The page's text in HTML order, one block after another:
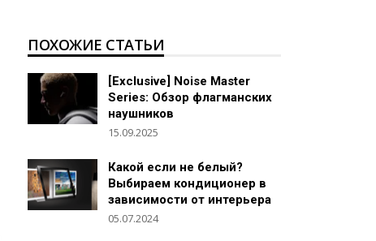
ПОХОЖИЕ СТАТЬИ
[Exclusive] Noise Master
Series: Обзор флагманских
наушников
15.09.2025
Какой если не белый?
Выбираем кондиционер в
зависимости от интерьера
05.07.2024